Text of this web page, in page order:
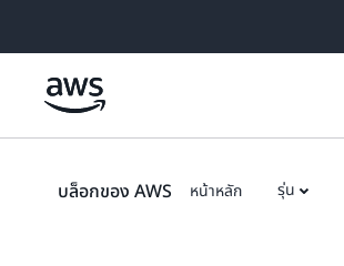
บล็อกของ AWS หน้าหลัก รุ่น